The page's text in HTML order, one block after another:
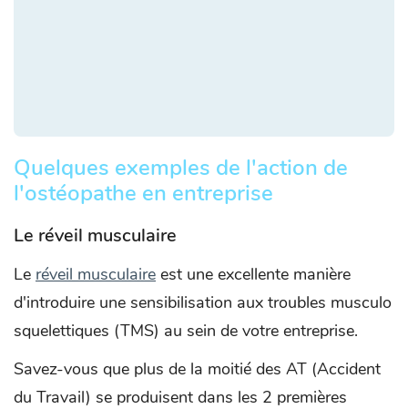
Quelques exemples de l'action de
l'ostéopathe en entreprise
Le réveil musculaire
Le réveil musculaire est une excellente manière
d'introduire une sensibilisation aux troubles musculo
squelettiques (TMS) au sein de votre entreprise.
Savez-vous que plus de la moitié des AT (Accident
du Travail) se produisent dans les 2 premières